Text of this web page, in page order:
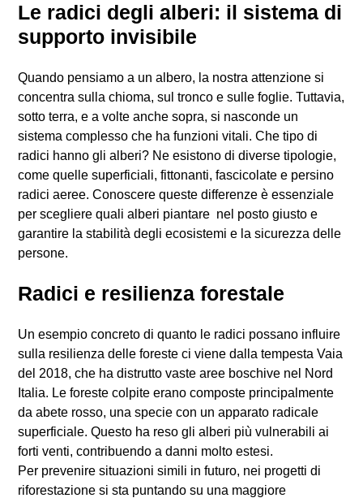
Le radici degli alberi: il sistema di
supporto invisibile
Quando pensiamo a un albero, la nostra attenzione si
concentra sulla chioma, sul tronco e sulle foglie. Tuttavia,
sotto terra, e a volte anche sopra, si nasconde un
sistema complesso che ha funzioni vitali. Che tipo di
radici hanno gli alberi? Ne esistono di diverse tipologie,
come quelle superficiali, fittonanti, fascicolate e persino
radici aeree. Conoscere queste differenze è essenziale
per scegliere quali alberi piantare nel posto giusto e
garantire la stabilità degli ecosistemi e la sicurezza delle
persone.
Radici e resilienza forestale
Un esempio concreto di quanto le radici possano influire
sulla resilienza delle foreste ci viene dalla tempesta Vaia
del 2018, che ha distrutto vaste aree boschive nel Nord
Italia. Le foreste colpite erano composte principalmente
da abete rosso, una specie con un apparato radicale
superficiale. Questo ha reso gli alberi più vulnerabili ai
forti venti, contribuendo a danni molto estesi.
Per prevenire situazioni simili in futuro, nei progetti di
riforestazione si sta puntando su una maggiore